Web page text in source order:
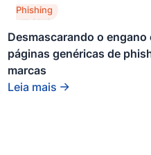
Este é
um texto
de um
bloco
Phishing
Desmascarando o
páginas genéricas de
marcas
Leia mais